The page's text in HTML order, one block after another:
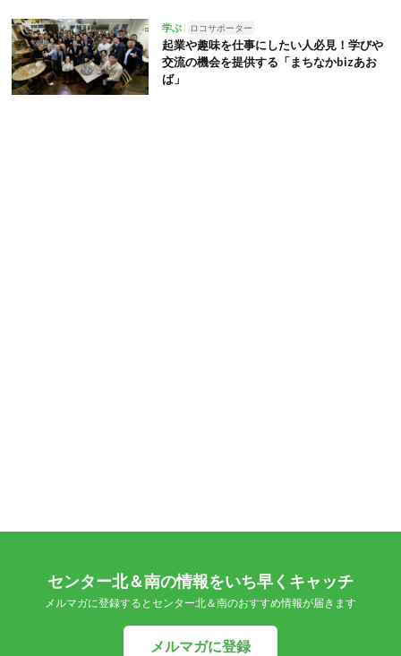
学ぶ ロコサポーター
起業や趣味を仕事にしたい人必見！学びや
交流の機会を提供する「まちなかbizあお
ば」
センター北＆南の情報をいち早くキャッチ
メルマガに登録するとセンター北＆南のおすすめ情報が届きます
メルマガに登録